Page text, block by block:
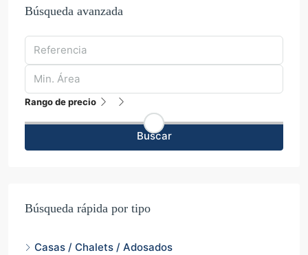
Búsqueda avanzada
Rango de precio
Buscar
Búsqueda rápida por tipo
Casas / Chalets / Adosados